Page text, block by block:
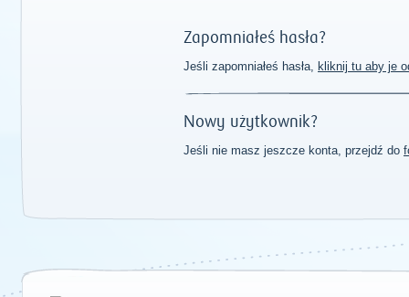
Zapomniałeś hasła?
Jeśli zapomniałeś hasła, kliknij tu aby je
Nowy użytkownik?
Jeśli nie masz jeszcze konta, przejdź do